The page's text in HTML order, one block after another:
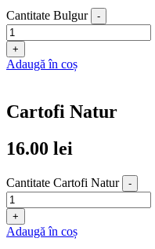
Cantitate Bulgur -
+
Adaugă în coș
Cartofi Natur
16.00 lei
Cantitate Cartofi Natur -
+
Adaugă în coș